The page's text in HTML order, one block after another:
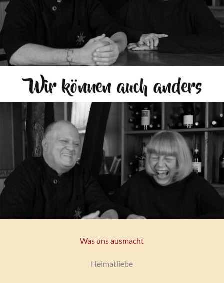
Was uns ausmacht
Heimatliebe